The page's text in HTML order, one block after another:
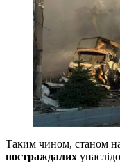
Таким чином, станом
постраждалих